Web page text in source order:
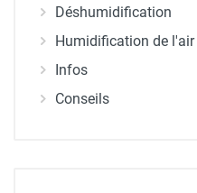
Déshumidification
Humidification de l'air
Infos
Conseils